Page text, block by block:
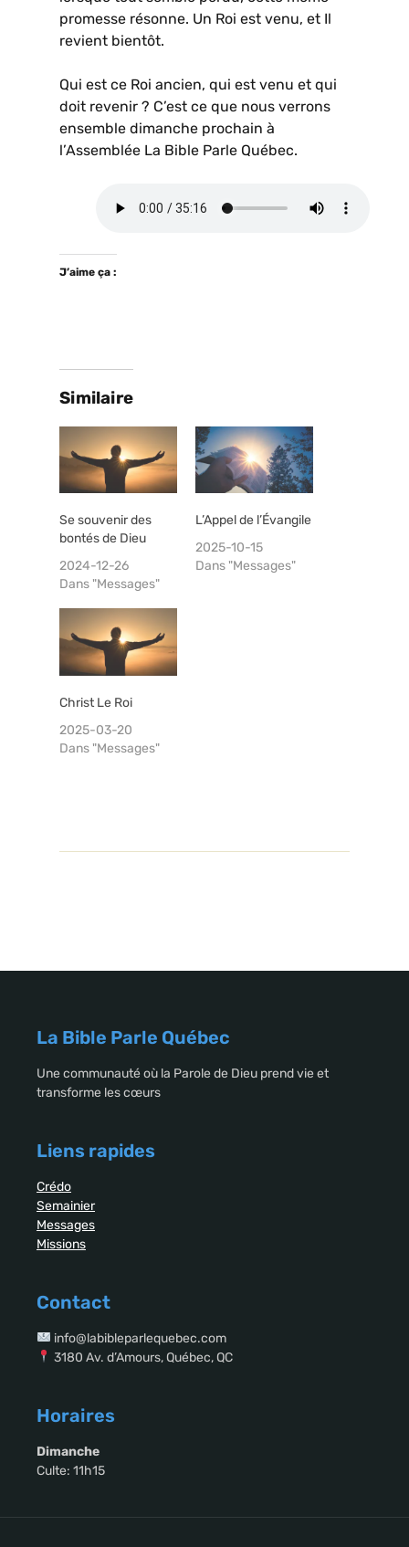
promesse résonne. Un Roi est venu, et Il
revient bientôt.
Qui est ce Roi ancien, qui est venu et qui
doit revenir ? C’est ce que nous verrons
ensemble dimanche prochain à
l’Assemblée La Bible Parle Québec.
J’aime ça :
Similaire
Se souvenir des
bontés de Dieu
2024-12-26
Dans "Messages"
L’Appel de l’Évangile
2025-10-15
Dans "Messages"
Christ Le Roi
2025-03-20
Dans "Messages"
La Bible Parle Québec
Une communauté où la Parole de Dieu prend vie et
transforme les cœurs
Liens rapides
Crédo
Semainier
Messages
Missions
Contact
info@labibleparlequebec.com
3180 Av. d’Amours, Québec, QC
Horaires
Dimanche
Culte: 11h15